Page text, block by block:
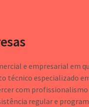
e empresarial em
técnico especializado
com
regular e